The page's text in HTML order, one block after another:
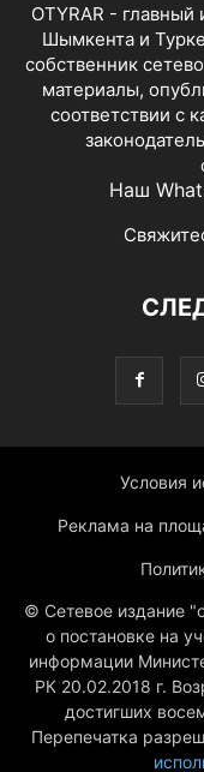
OTYRAR -
Шымкента и
собственник
материалы,
соответствии с
Наш
Условия
Реклама на
© Сетевое издание
о постановке на
информации
РК 20.02.2018 г.
достигших
Перепечатка